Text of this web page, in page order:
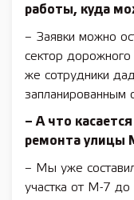
работы, куда
– Заявки можно
сектор дорожного
же сотрудники
запланированным
– А что
ремонта улицы
– Мы уже
участка от М-7 до